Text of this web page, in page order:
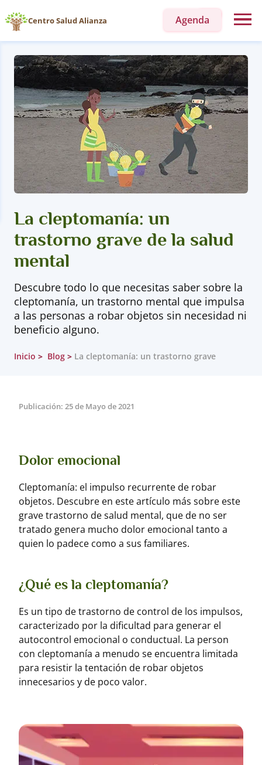
Centro Salud Alianza Agenda
La cleptomanía: un
trastorno grave de la salud
mental
Descubre todo lo que necesitas saber sobre la
cleptomanía, un trastorno mental que impulsa
a las personas a robar objetos sin necesidad ni
beneficio alguno.
Inicio Blog La cleptomanía: un trastorno grave
Publicación: 25 de Mayo de 2021
Dolor emocional
Cleptomanía: el impulso recurrente de robar
objetos. Descubre en este artículo más sobre este
grave trastorno de salud mental, que de no ser
tratado genera mucho dolor emocional tanto a
quien lo padece como a sus familiares.
¿Qué es la cleptomanía?
Es un tipo de trastorno de control de los impulsos,
caracterizado por la dificultad para generar el
autocontrol emocional o conductual. La person
con cleptomanía a menudo se encuentra limitada
para resistir la tentación de robar objetos
innecesarios y de poco valor.